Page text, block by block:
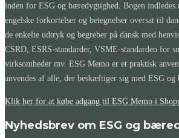
inden for ESG og bæredygtighed. Bogen indledes
engelske forkortelser og betegnelser oversat til
de enkelte udtryk og begreber på dansk med
CSRD, ESRS-standarder, VSME-standarden for
virksomheder mv. ESG Memo er et praktisk
anvendes af alle, der beskæftiger sig med ESG og
Klik her for at købe adgang til ESG Memo i
Nyhedsbrev om ESG og